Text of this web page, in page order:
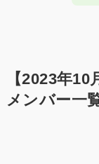
【2023年
メンバー一